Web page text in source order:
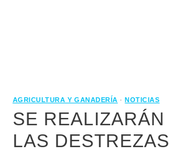
AGRICULTURA Y GANADERÍA ·NOTICIAS
SE REALIZARÁN
LAS DESTREZAS